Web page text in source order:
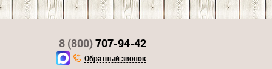
8 (800)707-94-42
Обратный звонок